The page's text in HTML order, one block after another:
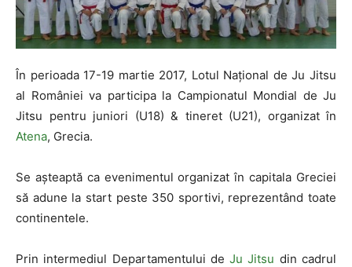
În perioada 17-19 martie 2017, Lotul Național de Ju Jitsu
al României va participa la Campionatul Mondial de Ju
Jitsu pentru juniori (U18) & tineret (U21), organizat în
Atena, Grecia.
Se așteaptă ca evenimentul organizat în capitala Greciei
să adune la start peste 350 sportivi, reprezentând toate
continentele.
Prin intermediul Departamentului deJu Jitsu din cadrul